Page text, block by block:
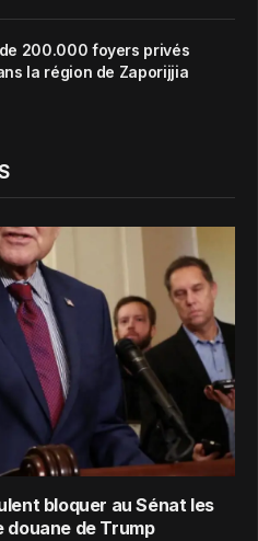
200.000 foyers privés
la région de Zaporijjia
bloquer au Sénat les
de Trump